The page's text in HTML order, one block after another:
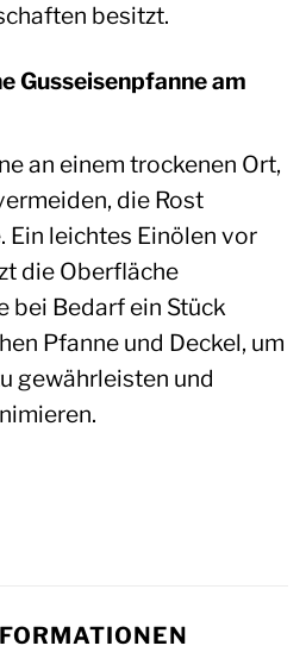
besitzt.
Gusseisenpfanne am
an einem trockenen Ort,
die Rost
Ein leichtes Einölen vor
die Oberfläche
bei Bedarf ein Stück
Pfanne und Deckel, um
gewährleisten und